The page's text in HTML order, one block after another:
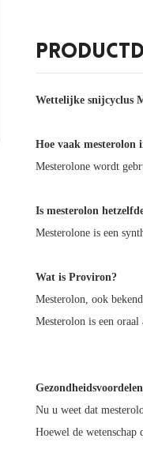
Wettelijke snijcyclus
Hoe vaak mesterolon
Mesterolone wordt
Is mesterolon
Mesterolone is een
Wat is Proviron?
Mesterolon, ook
Mesterolon is een
Nu u weet dat
Hoewel de wetenschap